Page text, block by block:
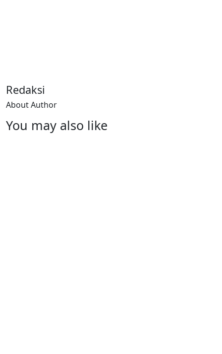
Redaksi
About Author
You may also like